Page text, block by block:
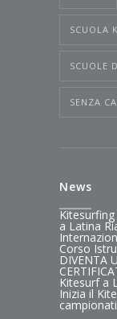
SCUOLA
SCUOLE
SENZA
News
a Latina
Corso
DIVENTA
Kitesurf a
Inizia il